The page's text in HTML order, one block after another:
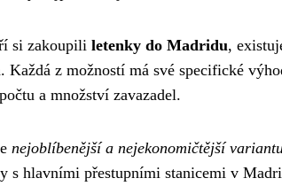
si zakoupili letenky do Madridu,
Každá z možností má své specifické
a množství zavazadel.
nejoblíbenější a nejekonomičtější
s hlavními přestupními stanicemi v